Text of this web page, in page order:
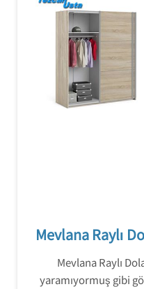
Mevlana Raylı
Mevlana Raylı
yaramıyormuş gibi